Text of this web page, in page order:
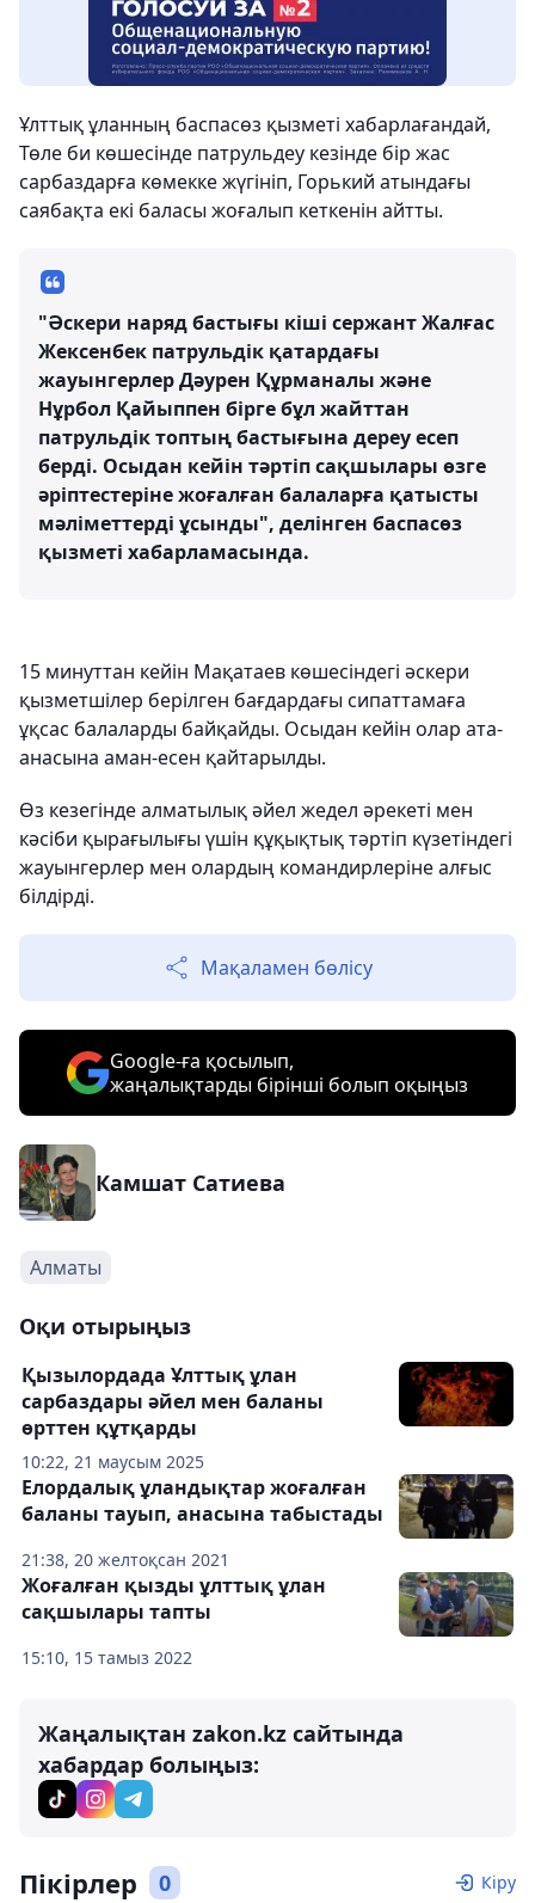
Ұлттық ұланның баспасөз қызметі хабарлағандай,
Төле би көшесінде патрульдеу кезінде бір жас
сарбаздарға көмекке жүгініп, Горький атындағы
саябақта екі баласы жоғалып кеткенін айтты.
"Әскери наряд бастығы кіші сержант Жалғас
Жексенбек патрульдік қатардағы
жауынгерлер Дәурен Құрманалы және
Нұрбол Қайыппен бірге бұл жайттан
патрульдік топтың бастығына дереу есеп
берді. Осыдан кейін тәртіп сақшылары өзге
әріптестеріне жоғалған балаларға қатысты
мәліметтерді ұсынды", делінген баспасөз
қызметі хабарламасында.
15 минуттан кейін Мақатаев көшесіндегі әскери
қызметшілер берілген бағдардағы сипаттамаға
ұқсас балаларды байқайды. Осыдан кейін олар ата-
анасына аман-есен қайтарылды.
Өз кезегінде алматылық әйел жедел әрекеті мен
кәсіби қырағылығы үшін құқықтық тәртіп күзетіндегі
жауынгерлер мен олардың командирлеріне алғыс
білдірді.
Мақаламен бөлісу
Google-ға қосылып,
жаңалықтарды бірінші болып оқыңыз
Камшат Сатиева
Алматы
Оқи отырыңыз
10:22, 21 маусым 2025
Қызылордада Ұлттық ұлан
сарбаздары әйел мен баланы
өрттен құтқарды
21:38, 20 желтоқсан 2021
Елордалық ұландықтар жоғалған
баланы тауып, анасына табыстады
15:10, 15 тамыз 2022
Жоғалған қызды ұлттық ұлан
сақшылары тапты
Жаңалықтан zakon.kz сайтында
хабардар болыңыз:
Пікірлер 0 Кіру